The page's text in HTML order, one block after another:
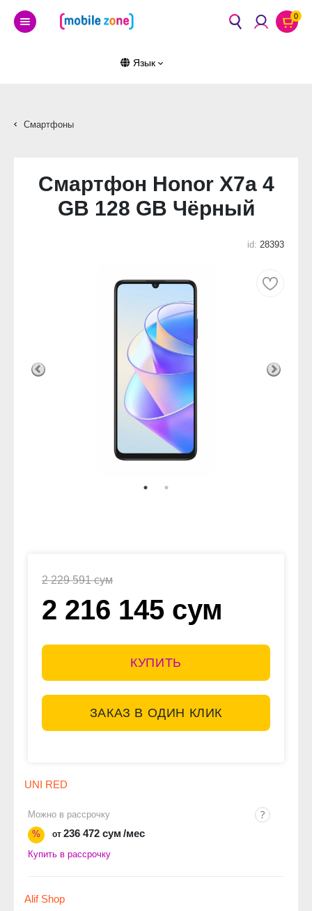
0
Язык
Смартфоны
Смартфон Honor X7a 4
GB 128 GB Чёрный
id: 28393
2 229 591 сум
2 216 145 сум
КУПИТЬ
ЗАКАЗ В ОДИН КЛИК
UNI RED
Можно в рассрочку
%
от 236 472 сум /мес
Купить в рассрочку
Alif Shop